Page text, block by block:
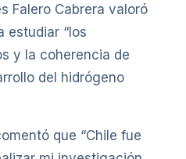
Falero Cabrera valoró
estudiar “los
y la coherencia de
del hidrógeno
que “Chile fue